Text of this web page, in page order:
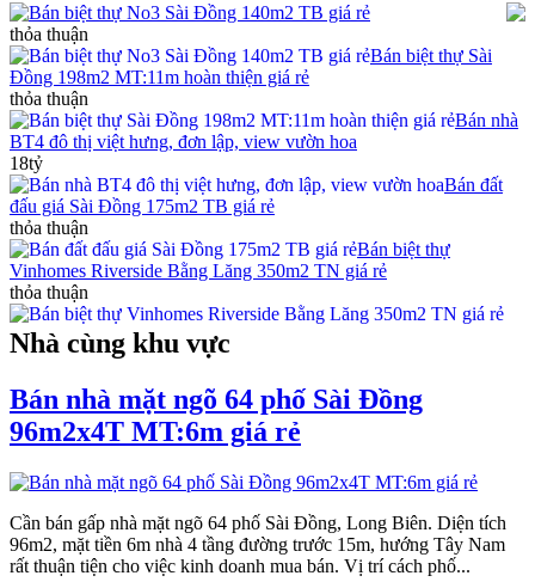
Bán biệt thự No3 Sài Đồng 140m2 TB giá rẻ
thỏa thuận
Bán biệt thự Sài
Đồng 198m2 MT:11m hoàn thiện giá rẻ
thỏa thuận
Bán nhà
BT4 đô thị việt hưng, đơn lập, view vườn hoa
18tỷ
Bán đất
đấu giá Sài Đồng 175m2 TB giá rẻ
thỏa thuận
Bán biệt thự
Vinhomes Riverside Bằng Lăng 350m2 TN giá rẻ
thỏa thuận
Nhà cùng khu vực
Bán nhà mặt ngõ 64 phố Sài Đồng
96m2x4T MT:6m giá rẻ
Cần bán gấp nhà mặt ngõ 64 phố Sài Đồng, Long Biên. Diện tích
96m2, mặt tiền 6m nhà 4 tầng đường trước 15m, hướng Tây Nam
rất thuận tiện cho việc kinh doanh mua bán. Vị trí cách phố...